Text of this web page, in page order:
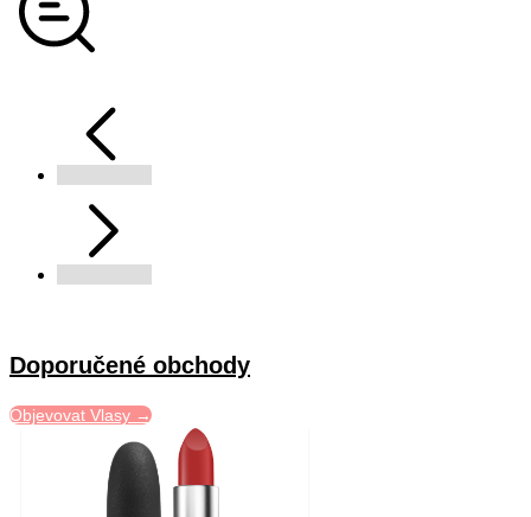
Doporučené obchody
Objevovat Vlasy →